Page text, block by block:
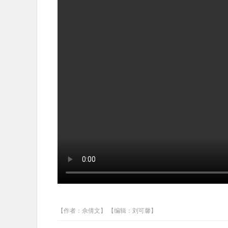
【作者：佘倩文】 【编辑：刘可馨】